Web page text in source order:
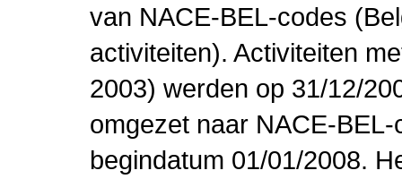
van NACE-BEL-codes
activiteiten). Activiteiten
2003) werden op 31/12/
omgezet naar NACE-
begindatum 01/01/2008.